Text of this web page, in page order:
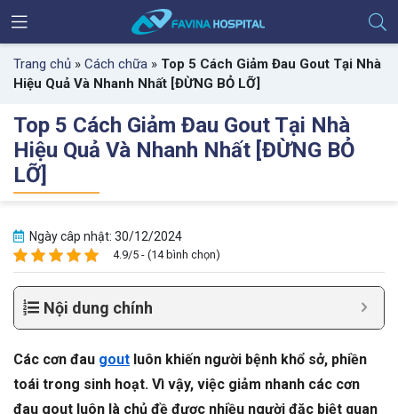
Trang chủ » Cách chữa » Top 5 Cách Giảm Đau Gout Tại Nhà
Hiệu Quả Và Nhanh Nhất [ĐỪNG BỎ LỠ]
Top 5 Cách Giảm Đau Gout Tại Nhà
Hiệu Quả Và Nhanh Nhất [ĐỪNG BỎ
LỠ]
Ngày câp nhật: 30/12/2024
4.9/5 - (14 bình chọn)
Nội dung chính
Các cơn đau gout luôn khiến người bệnh khổ sở, phiền
toái trong sinh hoạt. Vì vậy, việc giảm nhanh các cơn
đau gout luôn là chủ đề được nhiều người đặc biệt quan